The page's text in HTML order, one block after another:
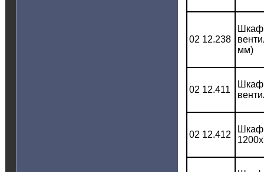
02 12.238
Шкаф
мм)
02 12.411
Шкаф
02 12.412
Шкаф